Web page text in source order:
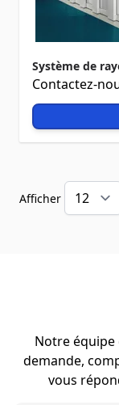
Système de
Contactez-
Afficher
Notre
demande,
vous